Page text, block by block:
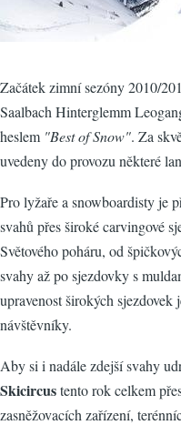
Začátek zimní sezóny 2010/
Saalbach Hinterglemm
heslem "Best of Snow". Za
uvedeny do provozu některé
Pro lyžaře a snowboardisty je
svahů přes široké carvingové
Světového poháru, od
svahy až po sjezdovky s
upravenost širokých sjezdovek
návštěvníky.
Aby si i nadále zdejší svahy
Skicircustento rok celkem
zasněžovacích zařízení,